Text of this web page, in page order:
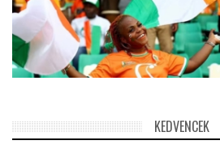
KEDVENCEK